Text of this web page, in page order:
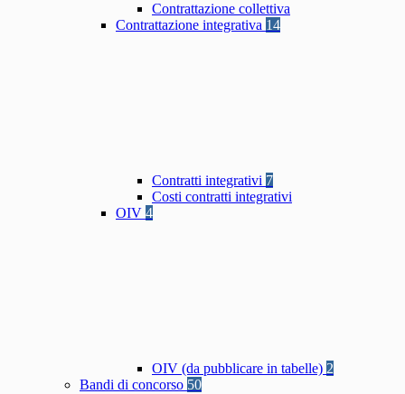
Contrattazione collettiva
Contrattazione integrativa 14
Contratti integrativi 7
Costi contratti integrativi
OIV 4
OIV (da pubblicare in tabelle) 2
Bandi di concorso 50